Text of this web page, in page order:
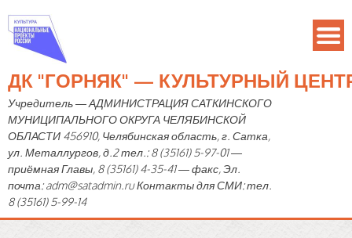
ДК "ГОРНЯК" — КУЛЬТУРНЫЙ
Учредитель — АДМИНИСТРАЦИЯ САТКИНСКОГО
МУНИЦИПАЛЬНОГО ОКРУГА ЧЕЛЯБИНСКОЙ
ОБЛАСТИ 456910, Челябинская область, г. Сатка,
ул. Металлургов, д.2 тел.: 8 (35161) 5-97-01 —
приёмная Главы, 8 (35161) 4-35-41 — факс, Эл.
почта: adm@satadmin.ru Контакты для СМИ: тел.
8 (35161) 5-99-14